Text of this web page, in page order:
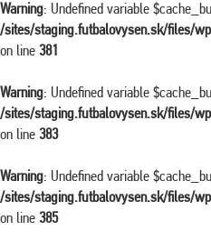
Warning: Undefined variable
/sites/staging.futbalovysen.sk/files/
on line 381
Warning: Undefined variable
/sites/staging.futbalovysen.sk/files/
on line 383
Warning: Undefined variable
/sites/staging.futbalovysen.sk/files/
on line 385